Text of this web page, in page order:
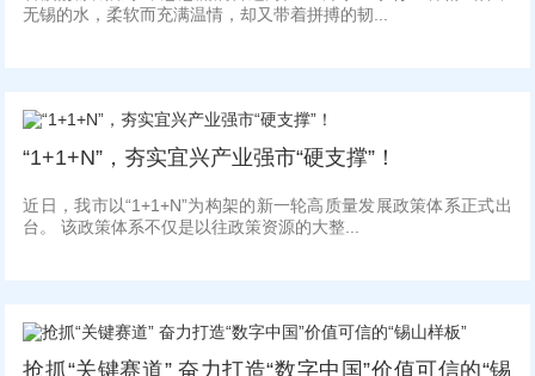
无锡的水，柔软而充满温情，却又带着拼搏的韧...
“1+1+N”，夯实宜兴产业强市“硬支撑”！
近日，我市以“1+1+N”为构架的新一轮高质量发展政策体系正式出
台。 该政策体系不仅是以往政策资源的大整...
抢抓“关键赛道” 奋力打造“数字中国”价值可信的“锡